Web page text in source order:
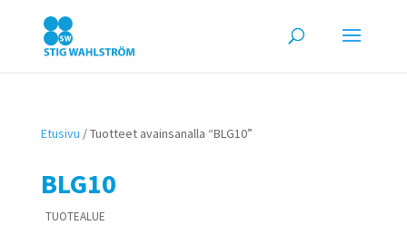
Etusivu / Tuotteet avainsanalla “BLG10”
BLG10